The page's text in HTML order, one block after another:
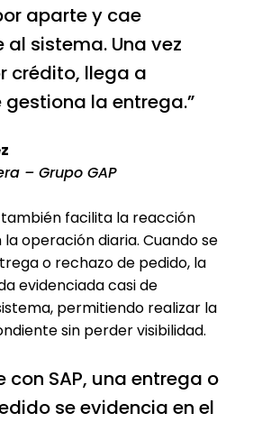
aparte y cae
sistema. Una vez
crédito, llega a
la entrega.”
– Grupo GAP
facilita la reacción
operación diaria. Cuando se
o rechazo de pedido, la
evidenciada casi de
permitiendo realizar la
sin perder visibilidad.
con SAP, una entrega o
se evidencia en el